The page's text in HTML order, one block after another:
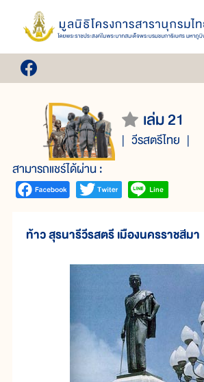
เล่ม 21
วีรสตรีไทย
สามารถแชร์ได้ผ่าน :
ท้าว สุรนารีวีรสตรี เมืองนครราชสีมา